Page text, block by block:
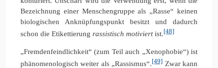
Bezeichnung einer Menschengruppe als „Rasse“ keinen
biologischen Anknüpfungspunkt besitzt und dadurch
schon die Etikettierung rassistisch motiviertist.[48]
„Fremdenfeindlichkeit“ (zum Teil auch „Xenophobie“) ist
phänomenologisch weiter als „Rassismus“.[49] Zwar kann